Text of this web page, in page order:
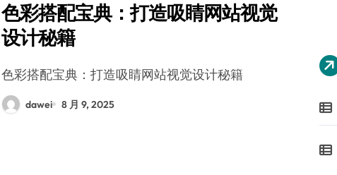
色彩搭配宝典：打造吸睛网站视觉
设计秘籍
色彩搭配宝典：打造吸睛网站视觉设计秘籍
dawei 8 月 9, 2025